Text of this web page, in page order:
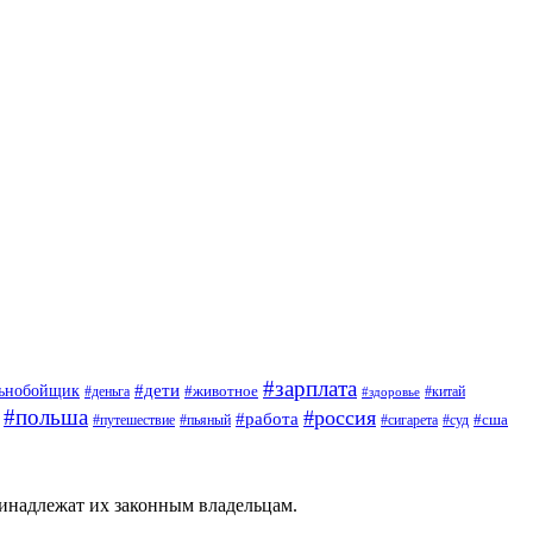
#деньга #дети #животное #зарплата #здоровье #китай
#польша #путешествие #пьяный #работа #россия #сигарета #суд #сша
их законным владельцам.